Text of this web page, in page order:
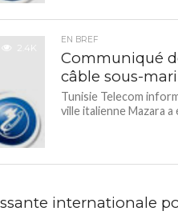
2.4K
EN BREF
Communiqué
câble sous-
Tunisie Telecom
ville italienne Mazara
internationale